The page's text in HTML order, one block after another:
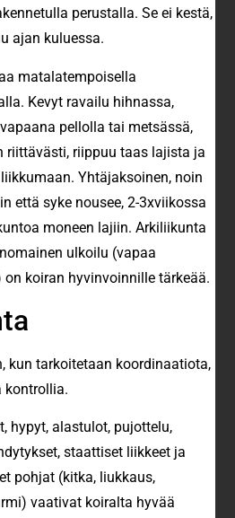
perustalla. Se ei kestä,
ajan kuluessa.
matalatempoisella
Kevyt ravailu hihnassa,
pellolla tai metsässä,
riittävästi, riippuu taas lajista ja
Yhtäjaksoinen, noin
että syke nousee, 2-3xviikossa
moneen lajiin. Arkiliikunta
ulkoilu (vapaa
koiran hyvinvoinnille tärkeää.
kun tarkoitetaan koordinaatiota,
kontrollia.
hypyt, alastulot, pujottelu,
staattiset liikkeet ja
pohjat (kitka, liukkaus,
vaativat koiralta hyvää